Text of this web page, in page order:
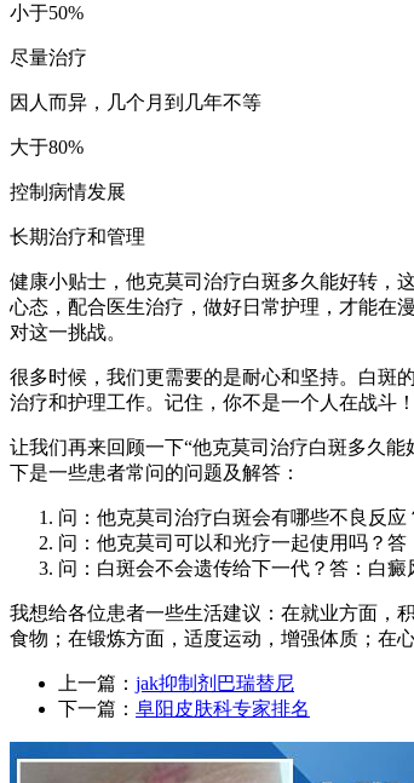
小于50%
尽量治疗
因人而异，几个月到几年不等
大于80%
控制病情发展
长期治疗和管理
健康小贴士，他克莫司治疗白斑多久能好转，
心态，配合医生治疗，做好日常护理，才能在
对这一挑战。
很多时候，我们更需要的是耐心和坚持。白斑
治疗和护理工作。记住，你不是一个人在战斗！
让我们再来回顾一下“他克莫司治疗白斑多久
下是一些患者常问的问题及解答：
问：他克莫司治疗白斑会有哪些不良反
问：他克莫司可以和光疗一起使用吗？答
问：白斑会不会遗传给下一代？答：白癜
我想给各位患者一些生活建议：在就业方面，
食物；在锻炼方面，适度运动，增强体质；在
上一篇： jak抑制剂巴瑞替尼
下一篇： 阜阳皮肤科专家排名